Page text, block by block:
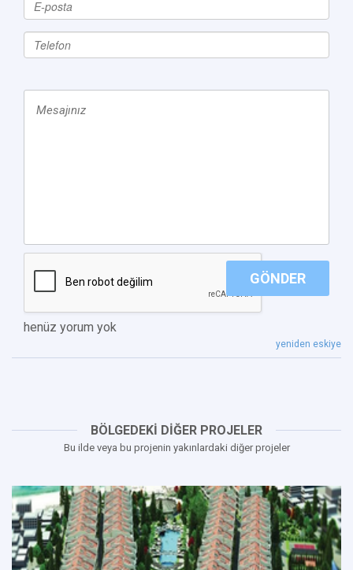
GÖNDER
henüz yorum yok
yeniden eskiye
BÖLGEDEKİ DİĞER PROJELER
Bu ilde veya bu projenin yakınlardaki diğer projeler